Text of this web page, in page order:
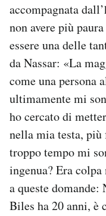
accompagnata
non avere più
essere una delle
da Nassar: «La
come una persona
ultimamente mi
ho cercato di
nella mia testa, più
troppo tempo mi
ingenua? Era
a queste domande:
Biles ha 20 anni, è